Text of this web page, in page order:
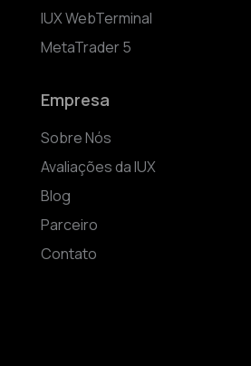
IUX WebTerminal
MetaTrader 5
Empresa
Sobre Nós
Avaliações da IUX
Blog
Parceiro
Contato